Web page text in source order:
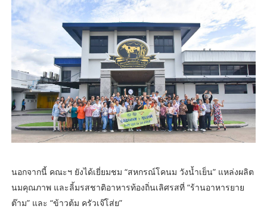
นอกจากนี้ คณะฯ ยังได้เยี่ยมชม “สหกรณ์โคนม วังน้ำเย็น” แหล่งผลิต
นมคุณภาพ และลิ้มรสชาติอาหารท้องถิ่นเลิศรสที่ “ร้านอาหารยาย
ต๊าม” และ “ข้าวต้ม ครัวเจ๊โส่ย”